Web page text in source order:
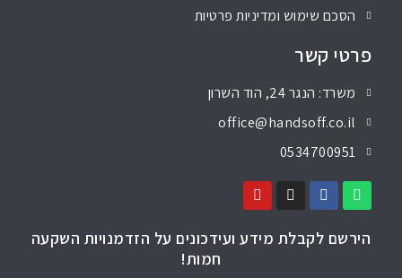
הסכם שימוש ומדיניות פרטיות
פרטי קשר
משרד: הנגר 24, הוד השרון
office@handsoff.co.il
0534700951
הירשם לקבלת מידע ועידכונים על הזדמנויות השקעה
חמות!